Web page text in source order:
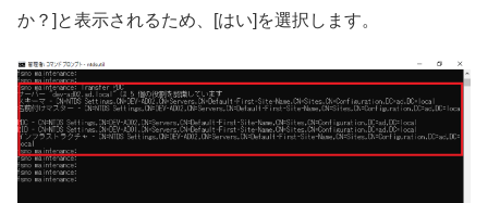
か？]と表示されるため、[はい]を選択します。